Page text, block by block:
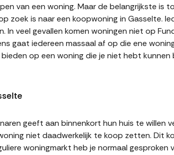
van een woning. Maar de belangrijkste is
zoek is naar een koopwoning in Gasselte.
In veel gevallen komen woningen niet op
gaat iedereen massaal af op die ene
op een woning die je niet hebt
geeft aan binnenkort hun huis te willen
niet daadwerkelijk te koop zetten. Dit
woningmarkt heb je normaal